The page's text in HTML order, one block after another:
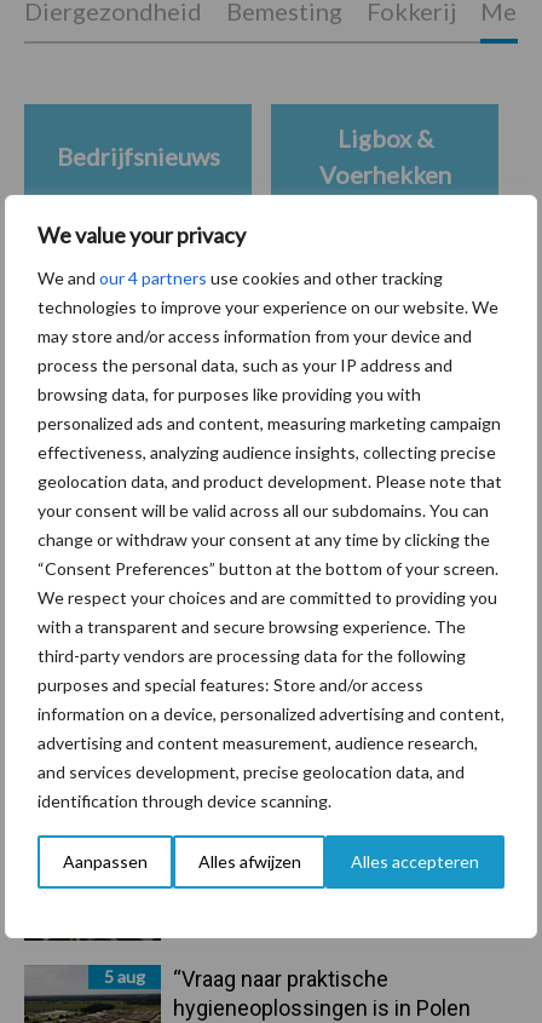
We value your privacy
We and our 4 partners use cookies and other tracking
technologies to improve your experience on our website. We
may store and/or access information from your device and
process the personal data, such as your IP address and
browsing data, for purposes like providing you with
personalized ads and content, measuring marketing campaign
effectiveness, analyzing audience insights, collecting precise
geolocation data, and product development. Please note that
your consent will be valid across all our subdomains. You can
change or withdraw your consent at any time by clicking the
“Consent Preferences” button at the bottom of your screen.
We respect your choices and are committed to providing you
with a transparent and secure browsing experience. The
third-party vendors are processing data for the following
purposes and special features: Store and/or access
information on a device, personalized advertising and content,
advertising and content measurement, audience research,
and services development, precise geolocation data, and
identification through device scanning.
Aanpassen Alles afwijzen Alles accepteren
Primaire
Sidebar
Recent nieuws Partner nieuws
7 aug
Grondstoffenmarkt blijft grillig:
droogte en geopolitiek houden
handel in de greep
De speenhuid: een vaak
onderschatte risicofactor voor
mastitis
6 aug
ForFarmers ziet volume en
marktaandeel groeien in krimpende
Nederlandse markt
6 aug
Tien praktische tips voor een
langere levensduur
5 aug
“Vraag naar praktische
hygieneoplossingen is in Polen
Diergezondheid Bemesting Fokkerij
Bedrijfsnieuws
Ligbox &
Voerhekken
Toon meer